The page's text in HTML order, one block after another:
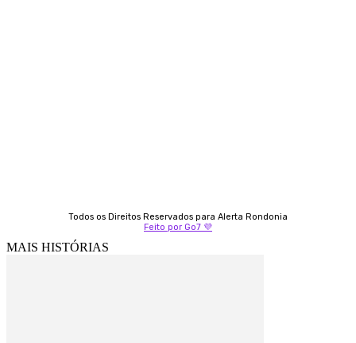
Todos os Direitos Reservados para Alerta Rondonia
Feito por Go7 💜
MAIS HISTÓRIAS